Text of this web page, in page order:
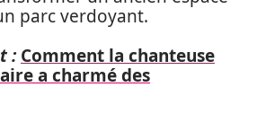
parc verdoyant.
: Comment la chanteuse
a charmé des